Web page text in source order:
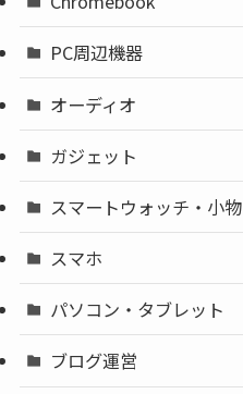
PC周辺機器
オーディオ
ガジェット
スマートウォッチ・小物
スマホ
パソコン・タブレット
ブログ運営